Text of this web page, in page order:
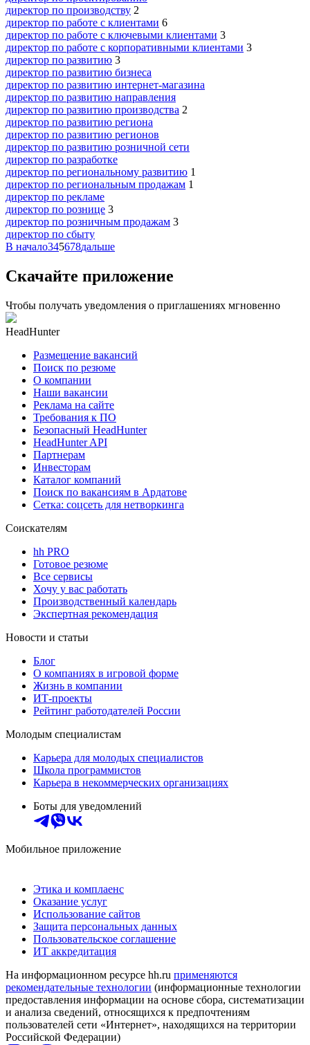
директор по производству 2
директор по работе с клиентами 6
директор по работе с ключевыми клиентами 3
директор по работе с корпоративными клиентами 3
директор по развитию 3
директор по развитию бизнеса
директор по развитию интернет-магазина
директор по развитию направления
директор по развитию производства 2
директор по развитию региона
директор по развитию регионов
директор по развитию розничной сети
директор по разработке
директор по региональному развитию 1
директор по региональным продажам 1
директор по рекламе
директор по рознице 3
директор по розничным продажам 3
директор по сбыту
В начало345678дальше
Скачайте приложение
Чтобы получать уведомления о приглашениях мгновенно
HeadHunter
Размещение вакансий
Поиск по резюме
О компании
Наши вакансии
Реклама на сайте
Требования к ПО
Безопасный HeadHunter
HeadHunter API
Партнерам
Инвесторам
Каталог компаний
Поиск по вакансиям в Ардатове
Сетка: соцсеть для нетворкинга
Соискателям
hh PRO
Готовое резюме
Все сервисы
Хочу у вас работать
Производственный календарь
Экспертная рекомендация
Новости и статьи
Блог
О компаниях в игровой форме
Жизнь в компании
ИТ-проекты
Рейтинг работодателей России
Молодым специалистам
Карьера для молодых специалистов
Школа программистов
Карьера в некоммерческих организациях
Боты для уведомлений
Мобильное приложение
Этика и комплаенс
Оказание услуг
Использование сайтов
Защита персональных данных
Пользовательское соглашение
ИТ аккредитация
На информационном ресурсе hh.ru применяются
рекомендательные технологии (информационные технологии
предоставления информации на основе сбора, систематизации
и анализа сведений, относящихся к предпочтениям
пользователей сети «Интернет», находящихся на территории
Российской Федерации)